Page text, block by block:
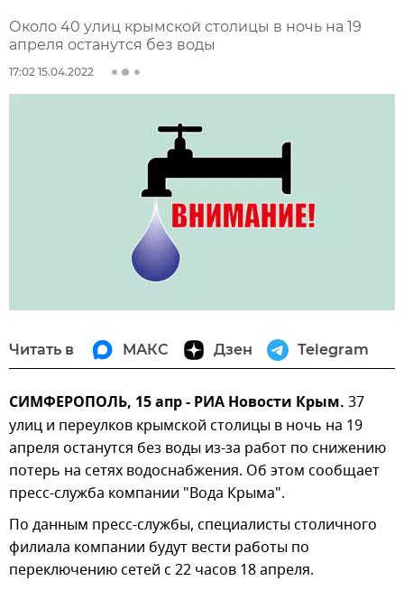
Около 40 улиц крымской столицы в ночь на 19
апреля останутся без воды
17:02 15.04.2022
Читать в МАКС Дзен Telegram
СИМФЕРОПОЛЬ, 15 апр - РИА Новости Крым. 37
улиц и переулков крымской столицы в ночь на 19
апреля останутся без воды из-за работ по снижению
потерь на сетях водоснабжения. Об этом сообщает
пресс-служба компании "Вода Крыма".
По данным пресс-службы, специалисты столичного
филиала компании будут вести работы по
переключению сетей с 22 часов 18 апреля.